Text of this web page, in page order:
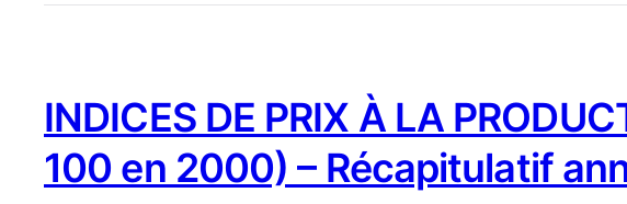
INDICES DE PRIX À LA
100 en 2000) – Récapitulatif